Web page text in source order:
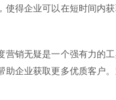
得企业可以在短时间内
销无疑是一个强有力的
企业获取更多优质客户